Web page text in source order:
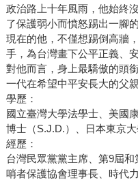
政治路上十年風雨，他始終
了保護弱小而憤怒踢出一腳的
現在的他，不僅想踢倒高牆
手，為台灣畫下公平正義、
對他而言，身上最驕傲的頭
一代在希望中平安長大的父親
學歷：
國立臺灣大學法學士、美國
博士（S.J.D.）、日本東京大
經歷：
台灣民眾黨黨主席、第9屆
哨者保護協會理事長、時代